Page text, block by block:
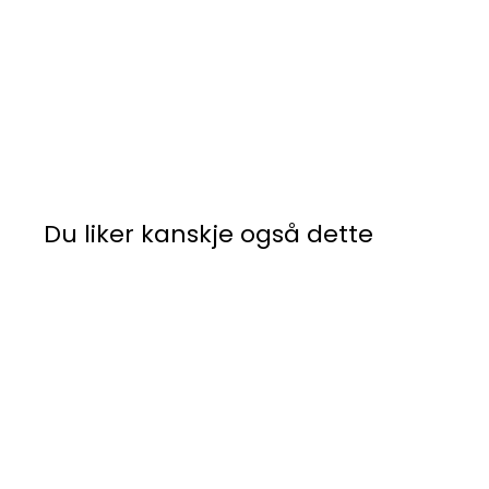
Du liker kanskje også dette